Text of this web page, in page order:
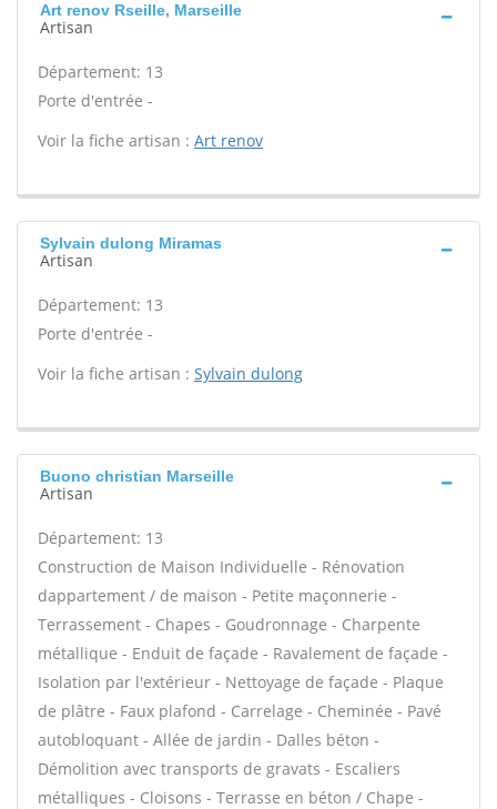
Art renov Rseille, Marseille
Artisan
Département: 13
Porte d'entrée -
Voir la fiche artisan : Art renov
Sylvain dulong Miramas
Artisan
Département: 13
Porte d'entrée -
Voir la fiche artisan : Sylvain dulong
Buono christian Marseille
Artisan
Département: 13
Construction de Maison Individuelle - Rénovation
dappartement / de maison - Petite maçonnerie -
Terrassement - Chapes - Goudronnage - Charpente
métallique - Enduit de façade - Ravalement de façade -
Isolation par l'extérieur - Nettoyage de façade - Plaque
de plâtre - Faux plafond - Carrelage - Cheminée - Pavé
autobloquant - Allée de jardin - Dalles béton -
Démolition avec transports de gravats - Escaliers
métalliques - Cloisons - Terrasse en béton / Chape -